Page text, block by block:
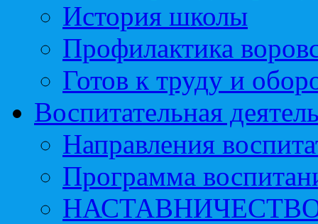
История школы
Профилактика
Готов к труду и
Воспитательная
Направления
Программа